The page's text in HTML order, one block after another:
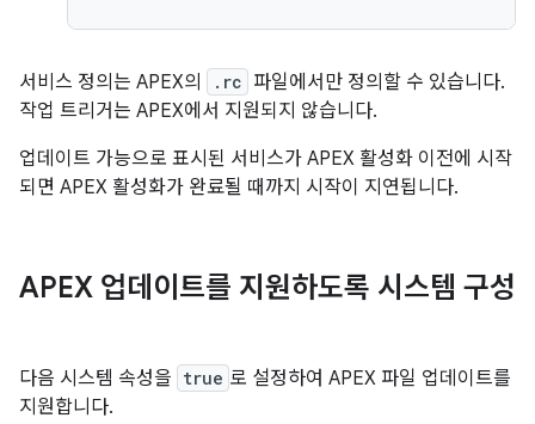
서비스 정의는 APEX의 .rc 파일에서만 정의할 수 있습니다.
작업 트리거는 APEX에서 지원되지 않습니다.
업데이트 가능으로 표시된 서비스가 APEX 활성화 이전에 시작
되면 APEX 활성화가 완료될 때까지 시작이 지연됩니다.
APEX 업데이트를 지원하도록 시스템 구성
다음 시스템 속성을 true 로 설정하여 APEX 파일 업데이트를
지원합니다.